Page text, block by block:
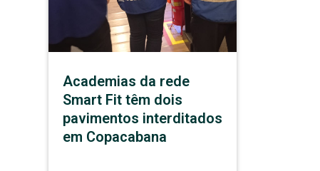
Academias da rede
Smart Fit têm dois
pavimentos interditados
em Copacabana